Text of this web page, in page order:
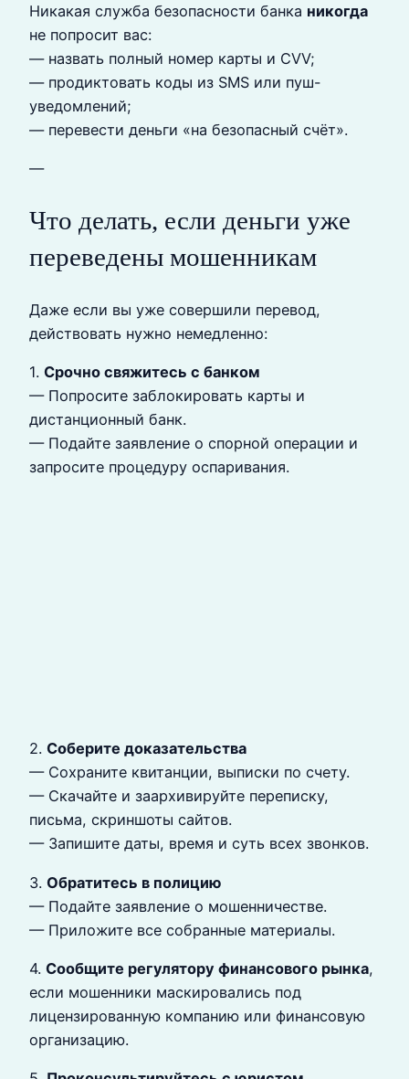
Никакая служба безопасности банка никогда
не попросит вас:
— назвать полный номер карты и CVV;
— продиктовать коды из SMS или пуш-
уведомлений;
— перевести деньги «на безопасный счёт».
—
Что делать, если деньги уже
переведены мошенникам
Даже если вы уже совершили перевод,
действовать нужно немедленно:
1. Срочно свяжитесь с банком
— Попросите заблокировать карты и
дистанционный банк.
— Подайте заявление о спорной операции и
запросите процедуру оспаривания.
2. Соберите доказательства
— Сохраните квитанции, выписки по счету.
— Скачайте и заархивируйте переписку,
письма, скриншоты сайтов.
— Запишите даты, время и суть всех звонков.
3. Обратитесь в полицию
— Подайте заявление о мошенничестве.
— Приложите все собранные материалы.
4. Сообщите регулятору финансового рынка,
если мошенники маскировались под
лицензированную компанию или финансовую
организацию.